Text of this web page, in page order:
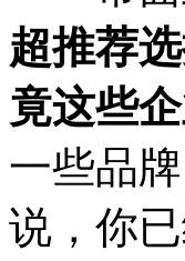
超推荐
竟这些
一些品
说，你